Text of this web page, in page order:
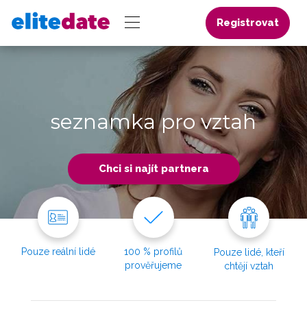
Registrovat
seznamka pro vztah
Chci si najít partnera
Pouze reální lidé
100 % profilů
prověřujeme
Pouze lidé, kteří
chtějí vztah